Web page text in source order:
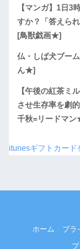
【マンガ】1日3
すか？「答えら
[鳥獣戯画★]
仏・しば犬ブー
ん★]
【午後の紅茶ミ
させ生存率を劇
千秋=リードマ
itunesギフトカード
ホーム プラ